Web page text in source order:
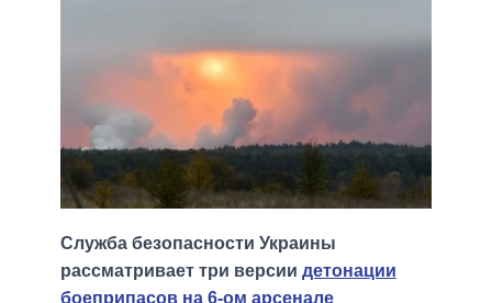
Служба безопасности Украины
рассматривает три версии детонации
боеприпасов на 6-ом арсенале